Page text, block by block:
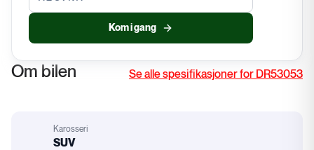
Kom i gang
Om bilen Se alle spesifikasjoner for DR53053
Karosseri
SUV